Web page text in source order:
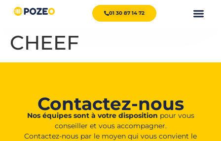
01 30 87 14 72
CHEEF
Contactez-nous
Nos équipes sont à votre disposition pour vous
conseiller et vous accompagner.
Contactez-nous par le moyen qui vous convient le